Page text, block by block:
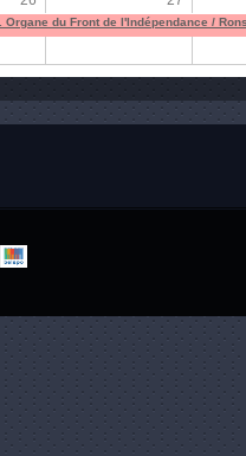
du Front de l'Indépendance /